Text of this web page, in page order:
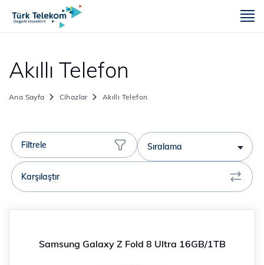
Akıllı Telefon
Ana Sayfa Cihazlar Akıllı Telefon
Karşılaştır
Sıralama
Filtrele
Samsung Galaxy Z Fold 8 Ultra 16GB/1TB